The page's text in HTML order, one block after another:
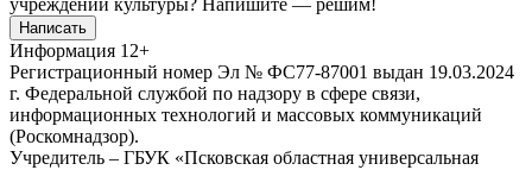
Написать
Информация 12+
Регистрационный номер Эл № ФС77-87001 выдан 19.03.2024
г. Федеральной службой по надзору в сфере связи,
информационных технологий и массовых коммуникаций
(Роскомнадзор).
Учредитель – ГБУК «Псковская областная универсальная